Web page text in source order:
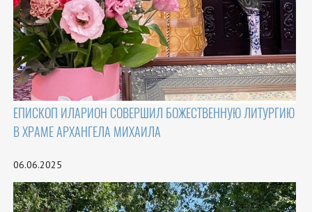
ЕПИСКОП ИЛАРИОН СОВЕРШИЛ БОЖЕСТВЕННУЮ ЛИТУРГИЮ
В ХРАМЕ АРХАНГЕЛА МИХАИЛА
06.06.2025